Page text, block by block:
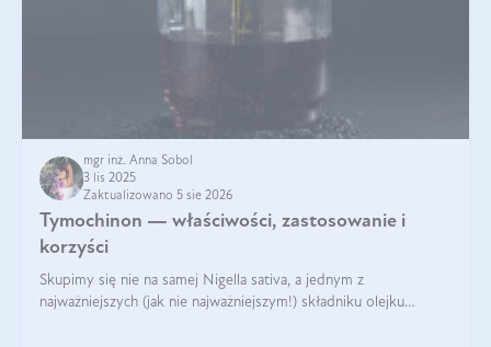
mgr inż. Anna Sobol
3 lis 2025
Zaktualizowano 5 sie 2026
Tymochinon — właściwości, zastosowanie i
korzyści
Skupimy się nie na samej Nigella sativa, a jednym z
najważniejszych (jak nie najważniejszym!) składniku olejku